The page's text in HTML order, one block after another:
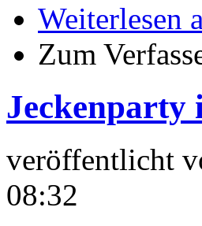
Weiterlesen
Zum
Jeckenparty
veröffentlicht
08:32